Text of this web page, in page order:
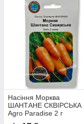
Насіння Морква
ШАНТАНЕ СКВІРСЬКА
Agro Paradise 2 г